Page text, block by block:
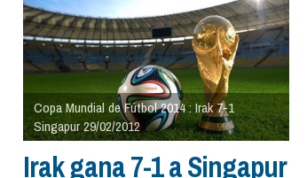
Copa Mundial de Fútbol 2014 : Irak 7-1
Singapur 29/02/2012
Irak gana 7-1 a Singapur